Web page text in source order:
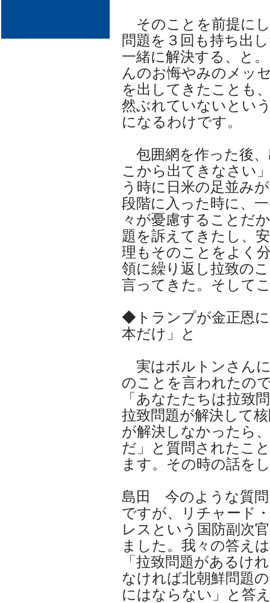
そのことを前提に
問題を３回も持ち出
一緒に解決する、と
んのお悔やみのメッ
を出してきたことも
然ぶれていないとい
になるわけです。
包囲網を作った後
こから出てきなさい
う時に日米の足並み
段階に入った時に、
々が憂慮することだ
題を訴えてきたし、
理もそのことをよく
領に繰り返し拉致の
言ってきた。そして
◆トランプが金正恩
本だけ」と
実はボルトンさん
のことを言われたの
「あなたたちは拉致
拉致問題が解決して
が解決しなかったら
だ」と質問されたこ
ます。その時の話を
島田 今のような質
ですが、リチャード
レスという国防副次
ました。我々の答え
「拉致問題があるけ
なければ北朝鮮問題
にはならない」と答